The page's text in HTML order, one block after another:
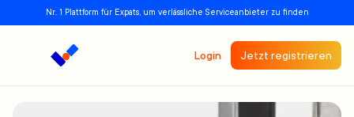
Nr. 1 Plattform für Expats, um verlässliche Serviceanbieter zu finden
Login Jetzt registrieren